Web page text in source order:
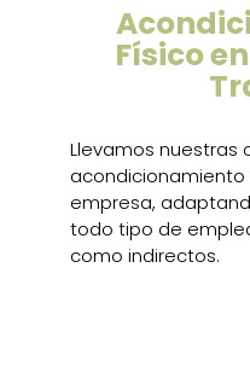
Físico
Llevamos nuestras
empresa,
todo tipo de
como indirectos.